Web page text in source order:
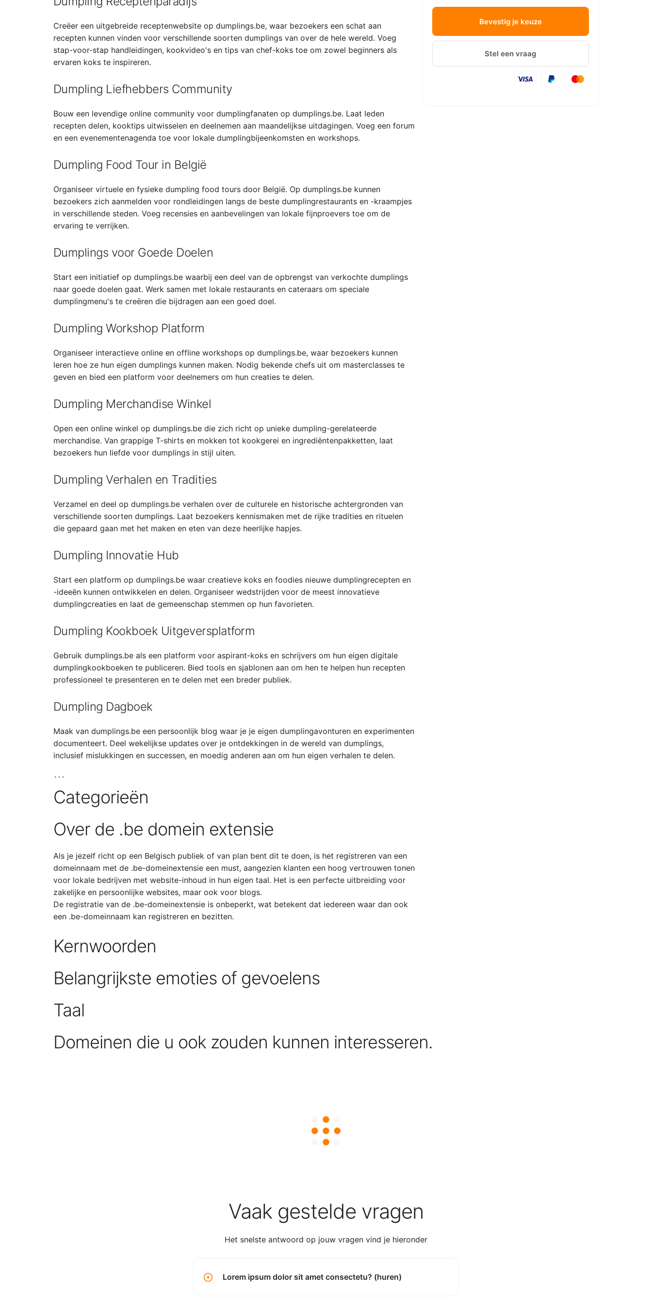
Creëer een uitgebreide receptenwebsite op dumplings.be, waar bezoekers een schat aan
recepten kunnen vinden voor verschillende soorten dumplings van over de hele wereld. Voeg
stap-voor-stap handleidingen, kookvideo's en tips van chef-koks toe om zowel beginners als
ervaren koks te inspireren.
Dumpling Liefhebbers Community
Bouw een levendige online community voor dumplingfanaten op dumplings.be. Laat leden
recepten delen, kooktips uitwisselen en deelnemen aan maandelijkse uitdagingen. Voeg een forum
en een evenementenagenda toe voor lokale dumplingbijeenkomsten en workshops.
Dumpling Food Tour in België
Organiseer virtuele en fysieke dumpling food tours door België. Op dumplings.be kunnen
bezoekers zich aanmelden voor rondleidingen langs de beste dumplingrestaurants en -kraampjes
in verschillende steden. Voeg recensies en aanbevelingen van lokale fijnproevers toe om de
ervaring te verrijken.
Dumplings voor Goede Doelen
Start een initiatief op dumplings.be waarbij een deel van de opbrengst van verkochte dumplings
naar goede doelen gaat. Werk samen met lokale restaurants en cateraars om speciale
dumplingmenu's te creëren die bijdragen aan een goed doel.
Dumpling Workshop Platform
Organiseer interactieve online en offline workshops op dumplings.be, waar bezoekers kunnen
leren hoe ze hun eigen dumplings kunnen maken. Nodig bekende chefs uit om masterclasses te
geven en bied een platform voor deelnemers om hun creaties te delen.
Dumpling Merchandise Winkel
Open een online winkel op dumplings.be die zich richt op unieke dumpling-gerelateerde
merchandise. Van grappige T-shirts en mokken tot kookgerei en ingrediëntenpakketten, laat
bezoekers hun liefde voor dumplings in stijl uiten.
Dumpling Verhalen en Tradities
Verzamel en deel op dumplings.be verhalen over de culturele en historische achtergronden van
verschillende soorten dumplings. Laat bezoekers kennismaken met de rijke tradities en rituelen
die gepaard gaan met het maken en eten van deze heerlijke hapjes.
Dumpling Innovatie Hub
Start een platform op dumplings.be waar creatieve koks en foodies nieuwe dumplingrecepten en
-ideeën kunnen ontwikkelen en delen. Organiseer wedstrijden voor de meest innovatieve
dumplingcreaties en laat de gemeenschap stemmen op hun favorieten.
Dumpling Kookboek Uitgeversplatform
Gebruik dumplings.be als een platform voor aspirant-koks en schrijvers om hun eigen digitale
dumplingkookboeken te publiceren. Bied tools en sjablonen aan om hen te helpen hun recepten
professioneel te presenteren en te delen met een breder publiek.
Dumpling Dagboek
Maak van dumplings.be een persoonlijk blog waar je je eigen dumplingavonturen en experimenten
documenteert. Deel wekelijkse updates over je ontdekkingen in de wereld van dumplings,
inclusief mislukkingen en successen, en moedig anderen aan om hun eigen verhalen te delen.
```
Categorieën
Over de .be domein extensie
Als je jezelf richt op een Belgisch publiek of van plan bent dit te doen, is het registreren van een
domeinnaam met de .be-domeinextensie een must, aangezien klanten een hoog vertrouwen tonen
voor lokale bedrijven met website-inhoud in hun eigen taal. Het is een perfecte uitbreiding voor
zakelijke en persoonlijke websites, maar ook voor blogs.
De registratie van de .be-domeinextensie is onbeperkt, wat betekent dat iedereen waar dan ook
een .be-domeinnaam kan registreren en bezitten.
Kernwoorden
Belangrijkste emoties of gevoelens
Taal
Bevestig je keuze
Stel een vraag
Domeinen die u ook zouden kunnen interesseren.
Vaak gestelde vragen
Het snelste antwoord op jouw vragen vind je hieronder
Lorem ipsum dolor sit amet consectetu? (huren)